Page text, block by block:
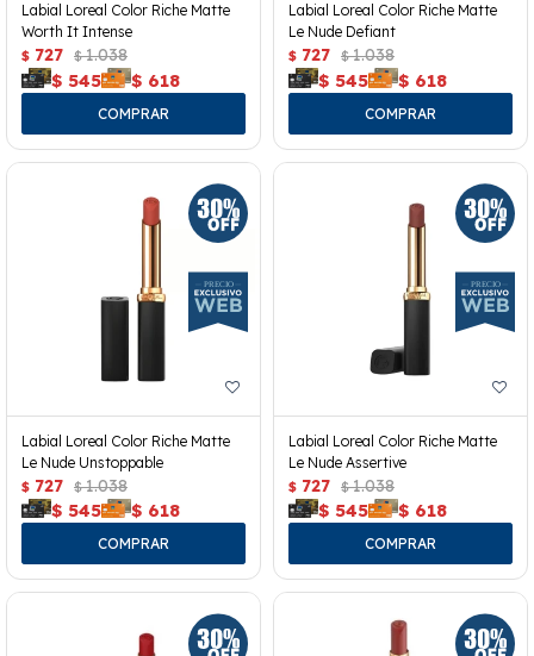
Labial Loreal Color Riche Matte
Worth It Intense
$ 727 $ 1.038
$ 545 $ 618
Labial Loreal Color Riche Matte
Le Nude Defiant
$ 727 $ 1.038
$ 545 $ 618
Labial Loreal Color Riche Matte
Le Nude Unstoppable
$ 727 $ 1.038
$ 545 $ 618
Labial Loreal Color Riche Matte
Le Nude Assertive
$ 727 $ 1.038
$ 545 $ 618